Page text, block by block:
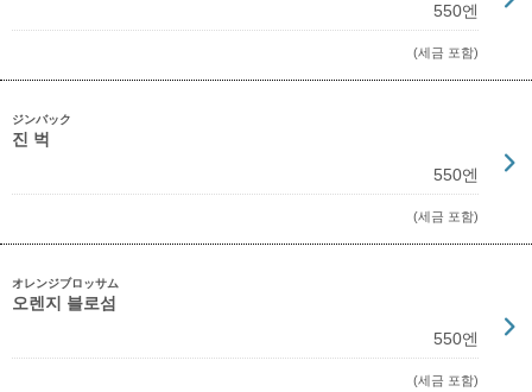
550엔
(세금 포함)
ジンバック
진 벅
550엔
(세금 포함)
オレンジブロッサム
오렌지 블로섬
550엔
(세금 포함)